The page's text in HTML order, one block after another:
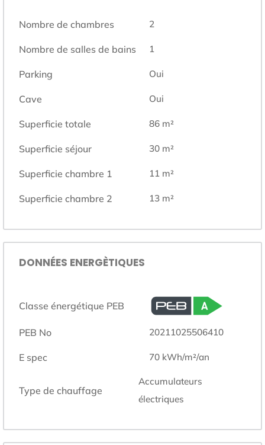
Nombre de chambres 2
Nombre de salles de bains 1
Parking Oui
Cave Oui
Superficie totale 86 m²
Superficie séjour 30 m²
Superficie chambre 1 11 m²
Superficie chambre 2 13 m²
DONNÉES ENERGÈTIQUES
Classe énergétique PEB
PEB No 20211025506410
E spec 70 kWh/m²/an
Type de chauffage
accumulateurs
électriques